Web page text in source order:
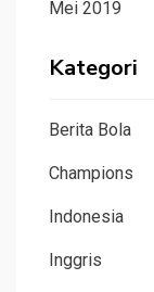
Mei 2019
Kategori
Berita Bola
Champions
Indonesia
Inggris